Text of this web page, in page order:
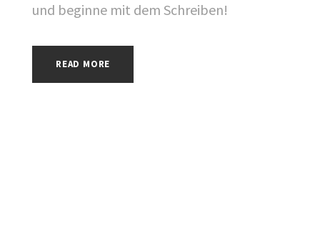
und beginne mit dem Schreiben!
READ MORE